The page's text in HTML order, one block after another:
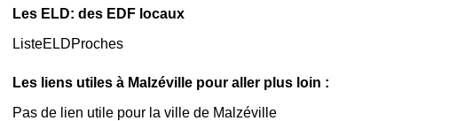
Les ELD: des EDF locaux
ListeELDProches
Les liens utiles à Malzéville pour aller plus loin :
Pas de lien utile pour la ville de Malzéville